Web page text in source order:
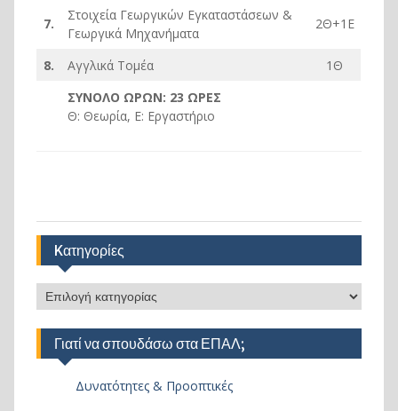
7.
Στοιχεία Γεωργικών Εγκαταστάσεων &
Γεωργικά Μηχανήματα
2Θ+1Ε
8. Αγγλικά Τομέα
1Θ
ΣΥΝΟΛΟ ΩΡΩΝ: 23 ΩΡΕΣ
Θ: Θεωρία, Ε: Εργαστήριο
Kατηγορίες
Kατηγορίες
Γιατί να σπουδάσω στα ΕΠΑΛ;
Δυνατότητες & Προοπτικές